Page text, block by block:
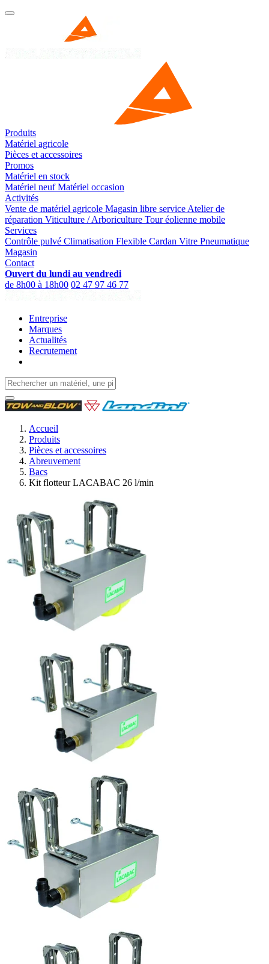
Produits
Matériel agricole
Pièces et accessoires
Promos
Matériel en stock
Matériel neufMatériel occasion
Activités
Vente de matériel agricole Magasin libre service Atelier de
réparation Viticulture / Arboriculture Tour éolienne mobile
Services
Contrôle pulvé Climatisation Flexible Cardan Vitre Pneumatique
Magasin
Contact
Ouvert du lundi au vendredi
de 8h00 à 18h00 02 47 97 46 77
Entreprise
Marques
Actualités
Recrutement
Accueil
Produits
Pièces et accessoires
Abreuvement
Bacs
Kit flotteur LACABAC 26 l/min